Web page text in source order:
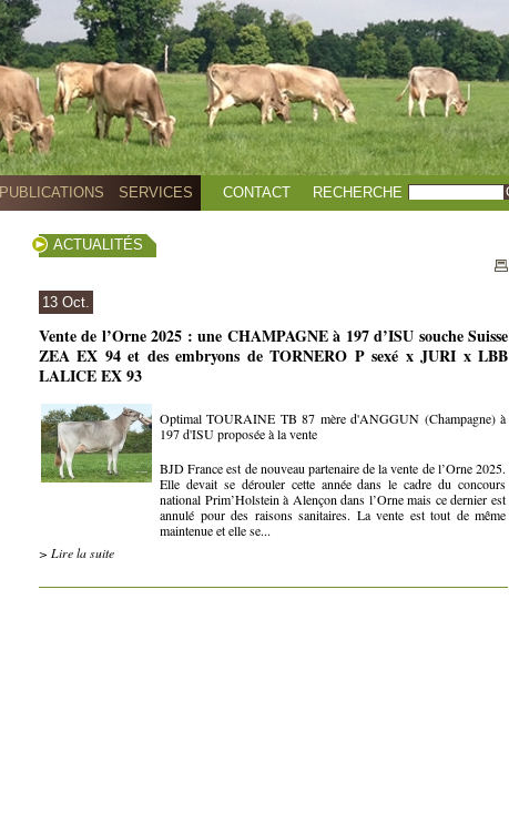
PUBLICATIONS SERVICES CONTACT RECHERCHE
ACTUALITÉS
13 Oct.
Vente de l’Orne 2025 : une CHAMPAGNE à 197 d’ISU souche Suisse
ZEA EX 94 et des embryons de TORNERO P sexé x JURI x LBB
LALICE EX 93
Optimal TOURAINE TB 87 mère d'ANGGUN (Champagne) à
197 d'ISU proposée à la vente
BJD France est de nouveau partenaire de la vente de l’Orne 2025.
Elle devait se dérouler cette année dans le cadre du concours
national Prim’Holstein à Alençon dans l’Orne mais ce dernier est
annulé pour des raisons sanitaires. La vente est tout de même
maintenue et elle se...
> Lire la suite